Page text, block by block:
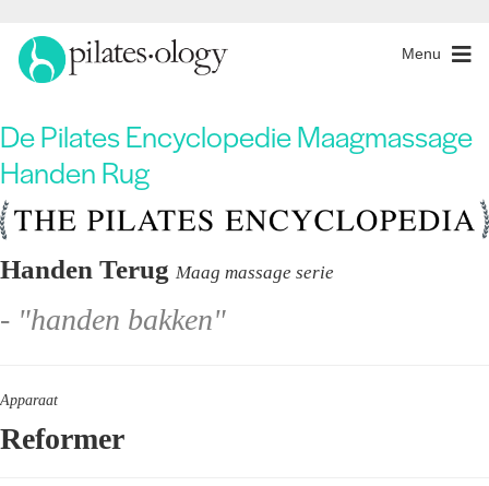
Menu
De Pilates Encyclopedie Maagmassage
Handen Rug
Handen Terug Maag massage serie
- "handen bakken"
Apparaat
Reformer